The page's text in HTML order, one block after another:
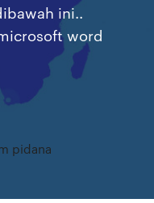
ini..
word
pidana